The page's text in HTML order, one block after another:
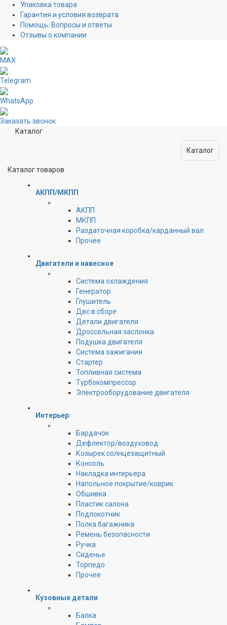
Упаковка товара
Гарантия и условия возврата
Помощь. Вопросы и ответы
Отзывы о компании
MAX
Telegram
WhatsApp
Заказать звонок
Каталог
Каталог
Каталог товаров
АКПП/МКПП
АКПП
МКПП
Раздаточная коробка/карданный вал
Прочее
Двигатели и навесное
Cистема охлаждения
Генератор
Глушитель
Двс в сборе
Детали двигателя
Дроссельная заслонка
Подушка двигателя
Система зажигания
Стартер
Топливная система
Турбокомпрессор
Электрооборудование двигателя
Интерьер
Бардачок
Дефлектор/воздуховод
Козырек солнцезащитный
Консоль
Накладка интерьера
Напольное покрытие/коврик
Обшивка
Пластик салона
Подлокотник
Полка багажника
Ремень безопасности
Ручка
Сиденье
Торпедо
Прочее
Кузовные детали
Балка